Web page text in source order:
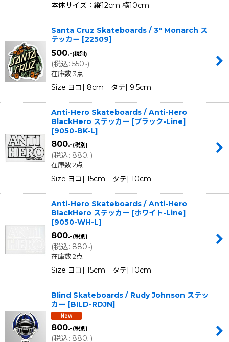
本体サイズ：縦12cm 横10cm
Santa Cruz Skateboards / 3" Monarch ス
テッカー [22509]
500.-(税別)
(税込: 550.-)
在庫数 3点
Size ヨコ| 8cm タテ| 9.5cm
Anti-Hero Skateboards / Anti-Hero
BlackHero ステッカー [ブラック-Line]
[9050-BK-L]
800.-(税別)
(税込: 880.-)
在庫数 2点
Size ヨコ| 15cm タテ| 10cm
Anti-Hero Skateboards / Anti-Hero
BlackHero ステッカー [ホワイト-Line]
[9050-WH-L]
800.-(税別)
(税込: 880.-)
在庫数 2点
Size ヨコ| 15cm タテ| 10cm
Blind Skateboards / Rudy Johnson ステッ
カー [BILD-RDJN]
800.-(税別)
(税込: 880.-)